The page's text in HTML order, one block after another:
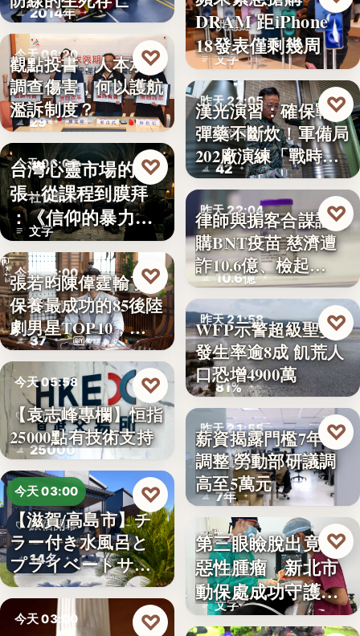
2014年
今天 06:20
教育政策
29
觀點投書：人本承認
調查傷害，何以護航
濫訴制度？
♡
今天 06:00
社會觀察
文字
台灣心靈市場的擴
張─從課程到膜拜
：《信仰的暴力》
選摘（3…
♡
今天 06:00
娛樂排行
37
張若昀陳偉霆輸了！
保養最成功的85後陸
劇男星TOP10，…
♡
今天 05:58
股市分析
25000
【袁志峰專欄】恒指
25000點有技術支持
♡
今天 03:00
旅宿開幕
14名
【滋賀/高島市】チ
ラー付き水風呂と
プライベートサウ
ナを楽…
♡
今天 03:00 ♡
供應鏈
文字
DRAM 距iPhone
18發表僅剩幾周
昨天 22:05
國防軍事
42
漢光演習：確保戰時
彈藥不斷炊！軍備局
202廠演練「戰時
產…
♡
昨天 22:04
司法犯罪
10.6億
律師與掮客合謀誆可
購BNT疫苗 慈濟遭
詐10.6億、檢起…
♡
昨天 21:58
氣候警報
81%
WFP示警超級聖嬰
發生率逾8成 飢荒人
口恐增4900萬
♡
昨天 21:55
勞動政策
7年
薪資揭露門檻7年未
調整 勞動部研議調
高至5萬元
♡
昨天 21:26
寵物醫療
文字
第三眼瞼脫出竟藏
惡性腫瘤 新北市
動保處成功守護校
園犬
♡